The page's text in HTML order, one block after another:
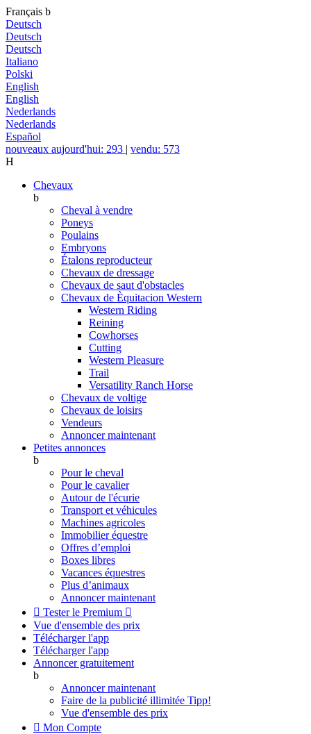
Français b
Deutsch
Deutsch
Deutsch
Italiano
Polski
English
English
Nederlands
Nederlands
Español
nouveaux aujourd'hui: 293 | vendu: 573
H
Chevaux
b
Cheval à vendre
Poneys
Poulains
Embryons
Étalons reproducteur
Chevaux de dressage
Chevaux de saut d'obstacles
Chevaux de Èquitacion Western
Western Riding
Reining
Cowhorses
Cutting
Western Pleasure
Trail
Versatility Ranch Horse
Chevaux de voltige
Chevaux de loisirs
Vendeurs
Annoncer maintenant
Petites annonces
b
Pour le cheval
Pour le cavalier
Autour de l'écurie
Transport et véhicules
Machines agricoles
Immobilier équestre
Offres d’emploi
Boxes libres
Vacances équestres
Plus d’animaux
Annoncer maintenant
 Tester le Premium 
Vue d'ensemble des prix
Télécharger l'app
Télécharger l'app
Annoncer gratuitement
b
Annoncer maintenant
Faire de la publicité illimitée Tipp!
Vue d'ensemble des prix
 Mon Compte